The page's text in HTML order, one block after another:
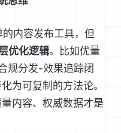
内容发布工具，但
优化逻辑。比如优量
规分发-效果追踪闭
为可复制的方法论。
内容、权威数据才是